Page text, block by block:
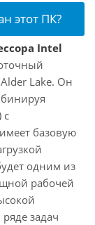
этот ПК?
Intel
Lake. Он
с
базовую
одним из
рабочей
задач